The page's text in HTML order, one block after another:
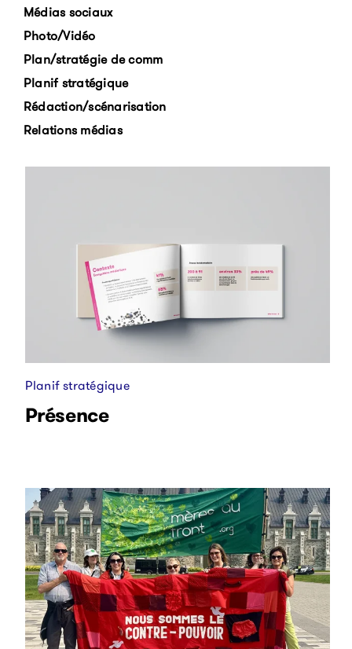
Médias sociaux
Photo/Vidéo
Plan/stratégie de comm
Planif stratégique
Rédaction/scénarisation
Relations médias
Présence
Planif stratégique